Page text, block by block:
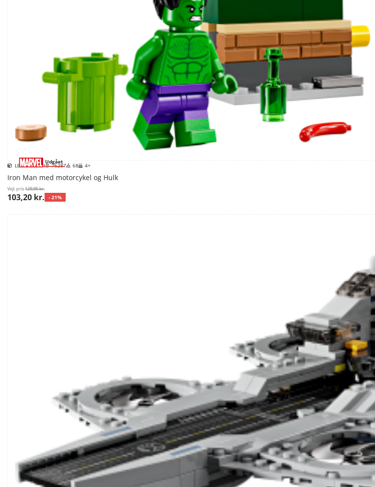
Udgået
LEGO Marvel 76287 68 4+
Iron Man med motorcykel og Hulk
Vejl. pris129,95 kr.
103,20 kr. - 21%